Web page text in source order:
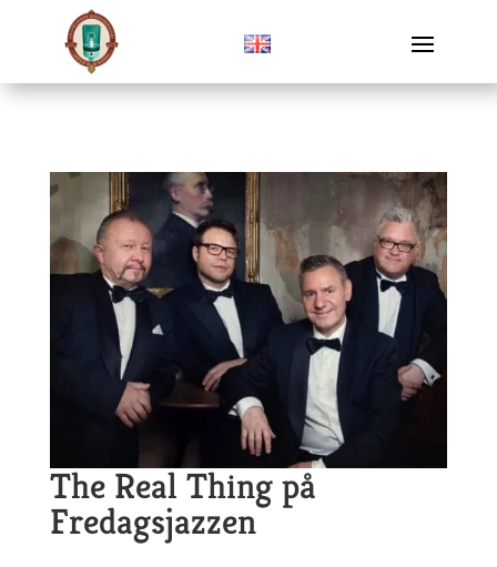
The Real Thing på
Fredagsjazzen